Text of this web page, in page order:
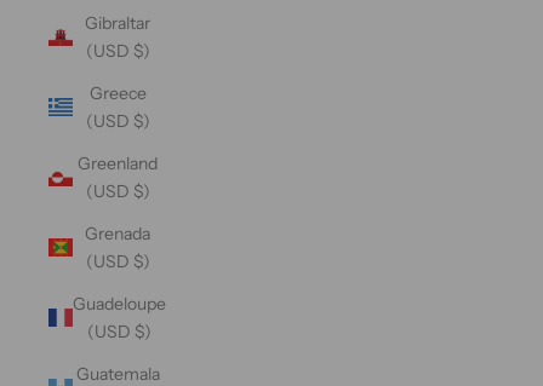
Gibraltar
(USD $)
Greece
(USD $)
Greenland
(USD $)
Grenada
(USD $)
Guadeloupe
(USD $)
Guatemala